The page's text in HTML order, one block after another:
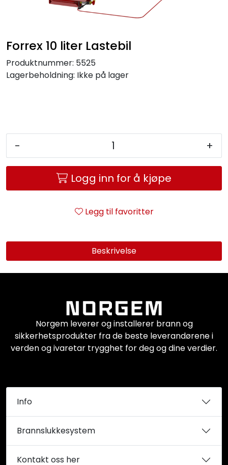
Forrex 10 liter Lastebil
Produktnummer: 5525
Lagerbeholdning: Ikke på lager
- +
Logg inn for å kjøpe
Legg til favoritter
Beskrivelse
Norgem leverer og installerer brann og
sikkerhetsprodukter fra de beste leverandørene i
verden og ivaretar trygghet for deg og dine verdier.
Info
Brannslukkesystem
Kontakt oss her
Kontakt oss